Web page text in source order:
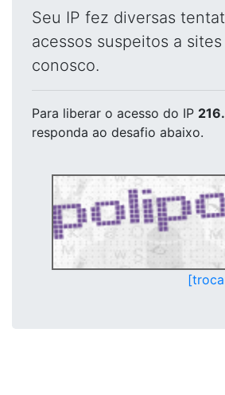
Seu IP fez diversas
acessos suspeitos a
conosco.
Para liberar o acesso do IP
responda ao desafio abaixo.